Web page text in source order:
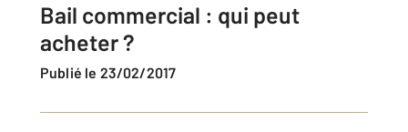
Bail commercial : qui peut
acheter ?
Publié le 23/02/2017